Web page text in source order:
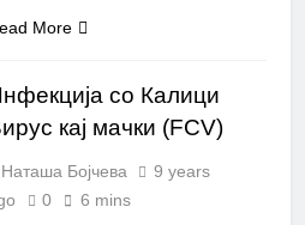
More
со Калици
кај мачки (FCV)
Наташа Бојчева
9 years
0 6 mins